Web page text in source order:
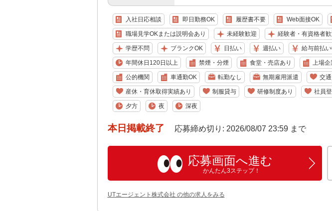
入社日応相談 即日勤務OK 履歴書不要 Web面接OK
職場見学OKまたは説明会あり 未経験歓迎 経験者・有資格者
学歴不問 ブランクOK 日払い 週払い 給与前払
年間休日120日以上 禁煙・分煙 食堂・売店あり 上場企
公的機関 車通勤OK 転勤なし 無期雇用派遣 交
産休・育休取得実績あり 制服貸与 研修制度あり 社員
夕方 夜 深夜
本日掲載終了 応募締め切り: 2026/08/07 23:59 まで
応募画面へ進む
かんたん3ステップ！
UTエージェント株式会社 の他の求人をみる